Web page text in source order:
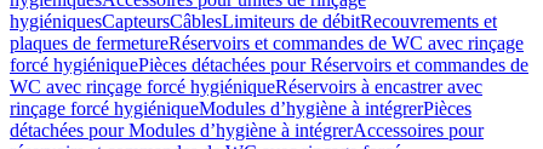
hygiéniquesCapteursCâblesLimiteurs de débitRecouvrements et
plaques de fermetureRéservoirs et commandes de WC avec rinçage
forcé hygiéniquePièces détachées pour Réservoirs et commandes de
WC avec rinçage forcé hygiéniqueRéservoirs à encastrer avec
rinçage forcé hygiéniqueModules d’hygiène à intégrerPièces
détachées pour Modules d’hygiène à intégrerAccessoires pour